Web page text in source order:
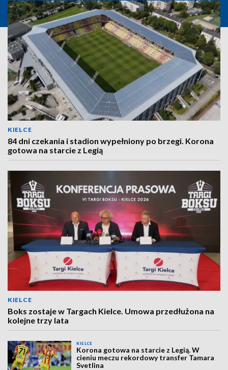
KIELCE
84 dni czekania i stadion wypełniony po brzegi. Korona
gotowa na starcie z Legią
KIELCE
Boks zostaje w Targach Kielce. Umowa przedłużona na
kolejne trzy lata
KIELCE
Korona gotowa na starcie z Legią. W
cieniu meczu rekordowy transfer Tamara
Svetlina